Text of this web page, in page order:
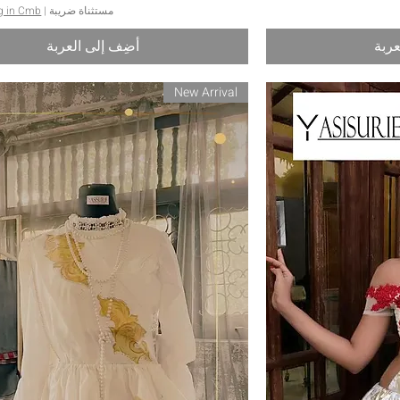
مستثناة ضريبة |
in Cmb
أضِف إلى العربة
New Arrival